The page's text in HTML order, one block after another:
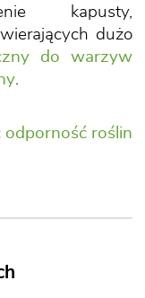
kapusty,
dużo
do warzyw
.
odporność roślin